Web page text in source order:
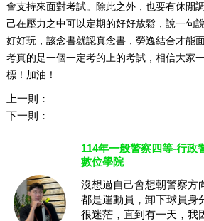
會支持來面對考試。除此之外，也要有休閒
己在壓力之中可以定期的好好放鬆，說一句
好好玩，該念書就認真念書，勞逸結合才能
考真的是一個一定考的上的考試，相信大家
標！加油！
上一則：
下一則：
114年一般警察四等-行政
數位學院
沒想過自己會想朝警察方
都是運動員，卸下球員身
很迷茫，直到有一天，我